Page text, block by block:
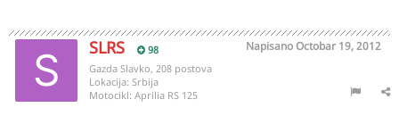
SLRS 98 NapisanoOctobar 19, 2012
Gazda Slavko, 208 postova
Lokacija: Srbija
Motocikl: Aprilia RS 125